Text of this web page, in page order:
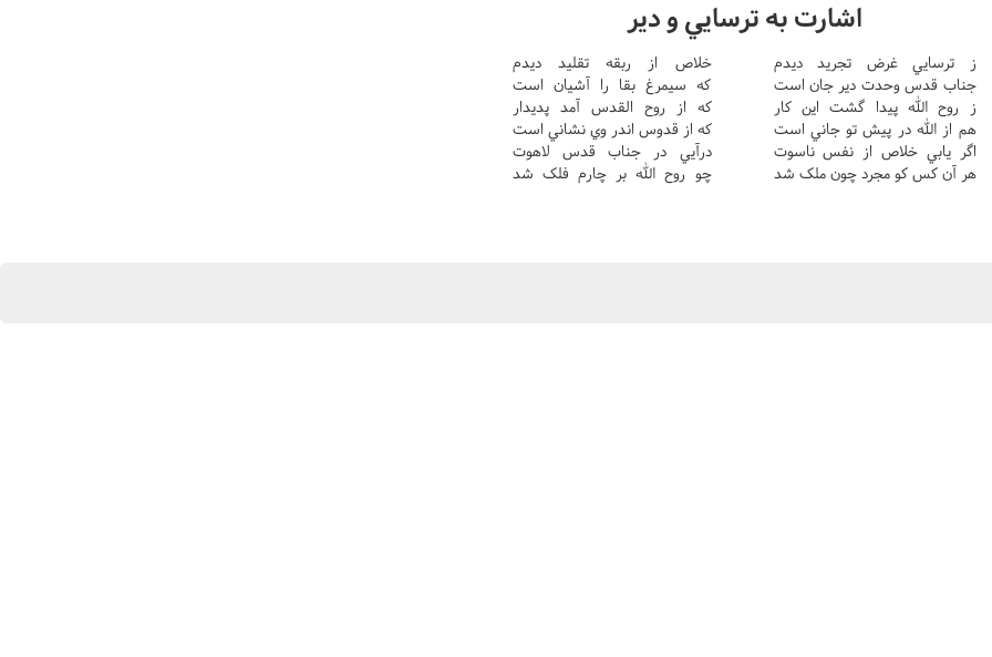
اشارت به ترسايي و دير
ز ترسايي غرض تجريد ديدم
خلاص از ربقه تقليد ديدم
جناب قدس وحدت دير جان است
که سيمرغ بقا را آشيان است
ز روح الله پيدا گشت اين کار
که از روح القدس آمد پديدار
هم از الله در پيش تو جاني است
که از قدوس اندر وي نشاني است
اگر يابي خلاص از نفس ناسوت
درآيي در جناب قدس لاهوت
هر آن کس کو مجرد چون ملک شد
چو روح الله بر چارم فلک شد